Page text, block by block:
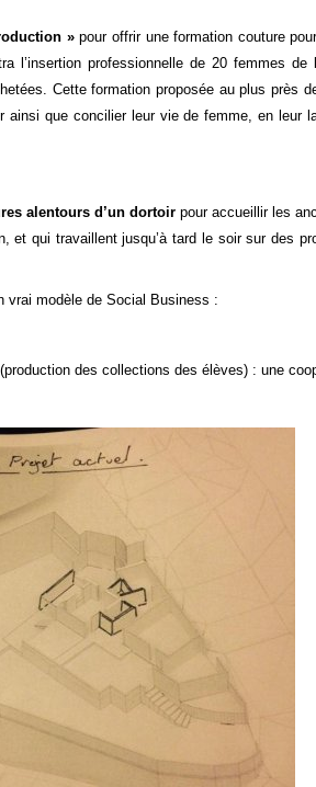
»pour offrir une formation couture
l’insertion professionnelle de 20 femmes de
Cette formation proposée au plus près
ainsi que concilier leur vie de femme, en leur
alentours d’un dortoir pour accueillir les
et qui travaillent jusqu’à tard le soir sur des
vrai modèle de Social Business :
des collections des élèves) : une